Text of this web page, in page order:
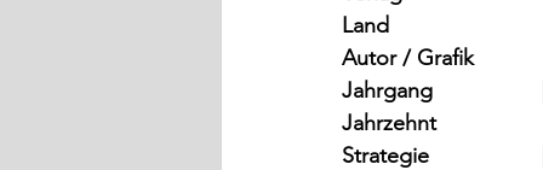
Land
Autor / Grafik
Jahrgang
Jahrzehnt
Strategie